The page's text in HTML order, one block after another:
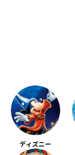
ディズニー